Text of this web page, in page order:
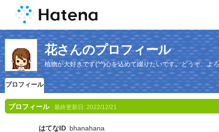
花さんのプロフィール
植物が大好きです(^^)心を込めて綴りたいです。どうぞ、よ
プロフィール
プロフィール 最終更新日: 2022/12/21
はてなID bhanahana